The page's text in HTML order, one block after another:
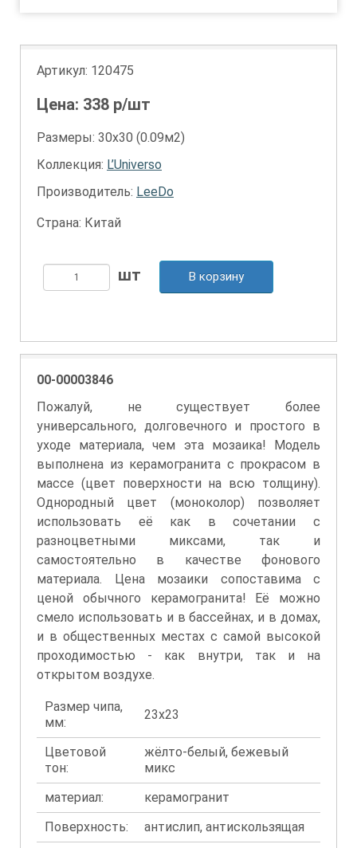
Артикул: 120475
Цена: 338 р/шт
Размеры: 30х30 (0.09м2)
Коллекция: L’Universo
Производитель: LeeDo
Страна: Китай
В корзину
00-00003846
Пожалуй, не существует более
универсального, долговечного и простого в
уходе материала, чем эта мозаика! Модель
выполнена из керамогранита с прокрасом в
массе (цвет поверхности на всю толщину).
Однородный цвет (моноколор) позволяет
использовать её как в сочетании с
разноцветными миксами, так и
самостоятельно в качестве фонового
материала. Цена мозаики сопоставима с
ценой обычного керамогранита! Её можно
смело использовать и в бассейнах, и в домах,
и в общественных местах с самой высокой
проходимостью - как внутри, так и на
открытом воздухе.
Размер чипа,
мм:
23x23
Цветовой
тон:
жёлто-белый, бежевый
микс
материал:
керамогранит
Поверхность:
антислип, антискользящая